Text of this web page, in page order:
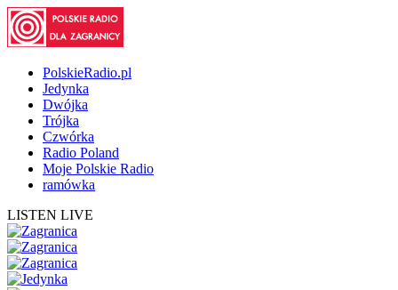
PolskieRadio.pl
Jedynka
Dwójka
Trójka
Czwórka
Radio Poland
Moje Polskie Radio
ramówka
LISTEN LIVE